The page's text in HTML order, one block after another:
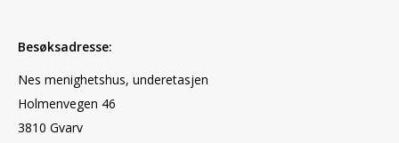
Besøksadresse:
Nes menighetshus, underetasjen
Holmenvegen 46
3810 Gvarv